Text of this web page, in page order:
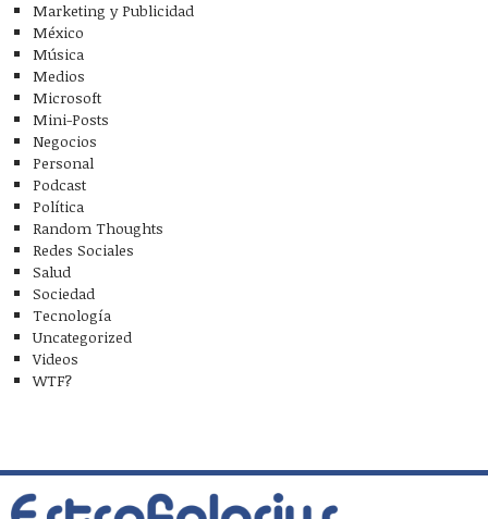
Marketing y Publicidad
México
Música
Medios
Microsoft
Mini-Posts
Negocios
Personal
Podcast
Política
Random Thoughts
Redes Sociales
Salud
Sociedad
Tecnología
Uncategorized
Videos
WTF?